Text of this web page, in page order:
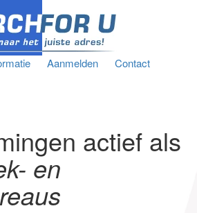
Aanmelden Contact
actief als
en